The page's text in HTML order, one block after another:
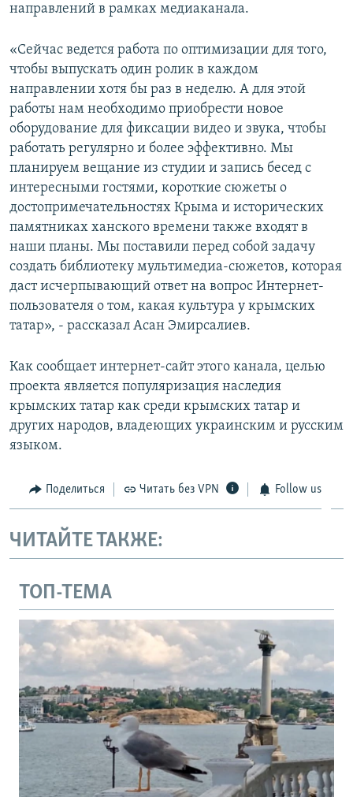
направлений в рамках медиаканала.
«Сейчас ведется работа по оптимизации для того,
чтобы выпускать один ролик в каждом
направлении хотя бы раз в неделю. А для этой
работы нам необходимо приобрести новое
оборудование для фиксации видео и звука, чтобы
работать регулярно и более эффективно. Мы
планируем вещание из студии и запись бесед с
интересными гостями, короткие сюжеты о
достопримечательностях Крыма и исторических
памятниках ханского времени также входят в
наши планы. Мы поставили перед собой задачу
создать библиотеку мультимедиа-сюжетов, которая
даст исчерпывающий ответ на вопрос Интернет-
пользователя о том, какая культура у крымских
татар», - рассказал Асан Эмирсалиев.
Как сообщает интернет-сайт этого канала, целью
проекта является популяризация наследия
крымских татар как среди крымских татар и
других народов, владеющих украинским и русским
языком.
Поделиться Читать без VPN Follow us
ЧИТАЙТЕ ТАКЖЕ:
ТОП-ТЕМА